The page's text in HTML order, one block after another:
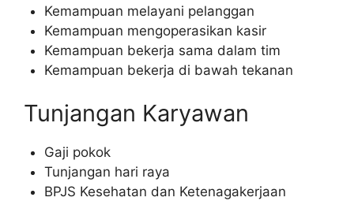
Kemampuan melayani pelanggan
Kemampuan mengoperasikan kasir
Kemampuan bekerja sama dalam tim
Kemampuan bekerja di bawah tekanan
Tunjangan Karyawan
Gaji pokok
Tunjangan hari raya
BPJS Kesehatan dan Ketenagakerjaan